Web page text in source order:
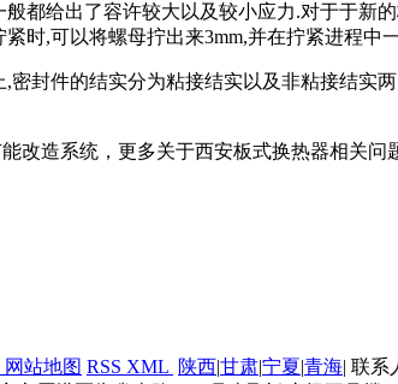
都给出了容许较大以及较小应力.对于于新
时,可以将螺母拧出来3mm,并在拧紧进程
密封件的结实分为粘接结实以及非粘接结实
改造系统，更多关于西安板式换热器相关问
网站地图 RSS XML 陕西|甘肃|宁夏|青海| 联系